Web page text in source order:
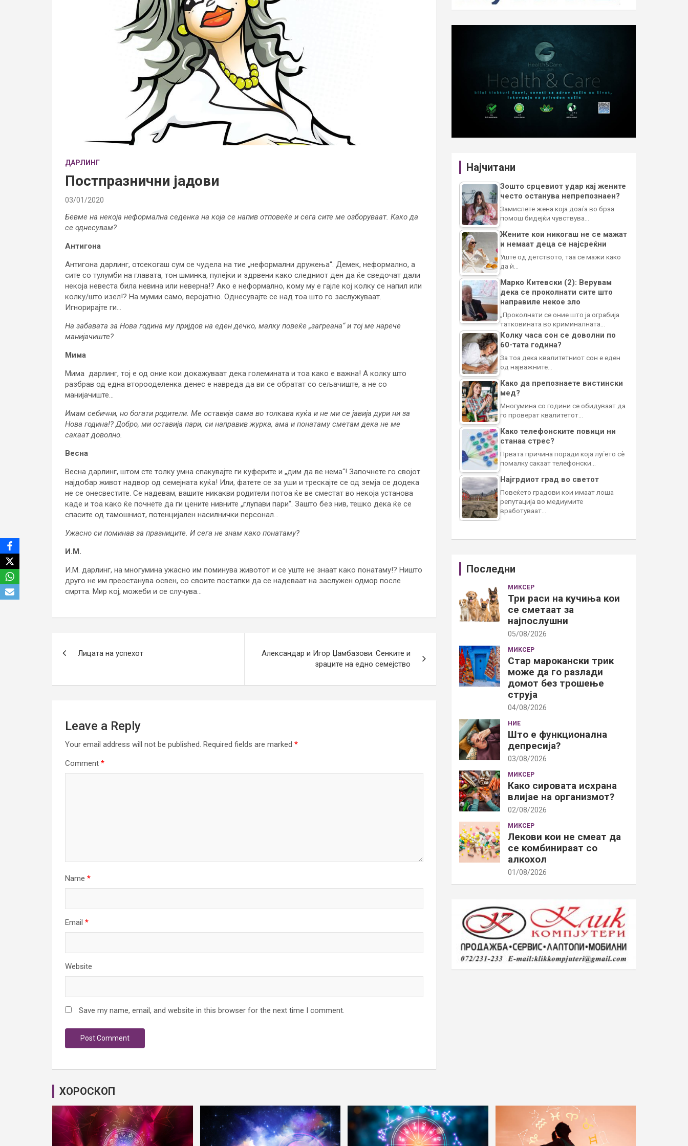
ДАРЛИНГ
Постпразнични јадови
03/01/2020
Бевме на некоја неформална седенка на која се напив отповеќе и сега сите ме озборуваат. Како да
се однесувам?
Антигона
Антигона дарлинг, отсекогаш сум се чудела на тие „неформални дружења“. Демек, неформално, а
сите со тулумби на главата, тон шминка, пулејки и здрвени како следниот ден да ќе сведочат дали
некоја невеста била невина или неверна!? Ако е неформално, кому му е гајле кој колку се напил или
колку/што изел!? На мумии само, веројатно. Однесувајте се над тоа што го заслужуваат.
Игнорирајте ги…
На забавата за Нова година му пријдов на еден дечко, малку повеќе „загреана“ и тој ме нарече
манијачиште?
Мима
Мима дарлинг, тој е од оние кои докажуваат дека големината и тоа како е важна! А колку што
разбрав од една второоделенка денес е навреда да ви се обратат со сељачиште, а не со
манијачиште…
Имам себични, но богати родители. Ме оставија сама во толкава куќа и не ми се јавија дури ни за
Нова година!? Добро, ми оставија пари, си направив журка, ама и понатаму сметам дека не ме
сакаат доволно.
Весна
Весна дарлинг, штом сте толку умна спакувајте ги куферите и „дим да ве нема“! Започнете го својот
најдобар живот надвор од семејната куќа! Или, фатете се за уши и трескајте се од земја се додека
не се онесвестите. Се надевам, вашите никакви родители потоа ќе ве сместат во некоја установа
каде и тоа како ќе почнете да ги цените нивните „глупави пари“. Зашто без нив, тешко дека ќе се
спасите од тамошниот, потенцијален насилнички персонал…
Ужасно си поминав за празниците. И сега не знам како понатаму?
И.М.
И.М. дарлинг, на многумина ужасно им поминува животот и се уште не знаат како понатаму!? Ништо
друго не им преостанува освен, со своите постапки да се надеваат на заслужен одмор после
смртта. Мир кој, можеби и се случува…
navigation
Лицата на успехот
Александар и Игор Џамбазови: Сенките и
зраците на едно семејство
Leave a Reply
Your email address will not be published. Required fields are marked *
Comment *
Name *
Email *
Website
Save my name, email, and website in this browser for the next time I comment.
Најчитани
Зошто срцевиот удар кај жените
често останува непрепознаен?
Замислете жена која доаѓа во брза
помош бидејќи чувствува…
Жените кои никогаш не се мажат
и немаат деца се најсреќни
Уште од детството, таа се мажи како
да ѝ…
Марко Китевски (2): Верувам
дека се проколнати сите што
направиле некое зло
„Проколнати се оние што ја ограбија
татковината во криминалната…
Колку часа сон се доволни по
60-тата година?
За тоа дека квалитетниот сон е еден
од најважните…
Како да препознаете вистински
мед?
Многумина со години се обидуваат да
го проверат квалитетот…
Како телефонските повици ни
станаа стрес?
Првата причина поради која луѓето сè
помалку сакаат телефонски…
Најгрдиот град во светот
Повеќето градови кои имаат лоша
репутација во медиумите
вработуваат…
Последни
МИКСЕР
Три раси на кучиња кои
се сметаат за
најпослушни
05/08/2026
МИКСЕР
Стар марокански трик
може да го разлади
домот без трошење
струја
04/08/2026
НИЕ
Што е функционална
депресија?
03/08/2026
МИКСЕР
Како сировата исхрана
влијае на организмот?
02/08/2026
МИКСЕР
Лекови кои не смеат да
се комбинираат со
алкохол
01/08/2026
ХОРОСКОП